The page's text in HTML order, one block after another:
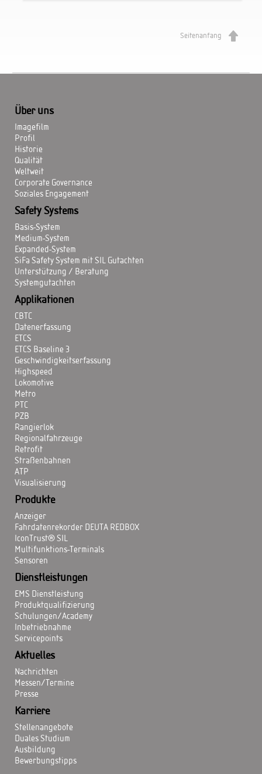
Seitenanfang
Über uns
Imagefilm
Profil
Historie
Qualität
Weltweit
Corporate Governance
Soziales Engagement
Safety Systems
Basis-System
Medium-System
Expanded-System
SiFa Safety System mit SIL Gutachten
Unterstützung / Beratung
Systemgutachten
Applikationen
CBTC
Datenerfassung
ETCS
ETCS Baseline 3
Geschwindigkeitserfassung
Highspeed
Lokomotive
Metro
PTC
PZB
Rangierlok
Regionalfahrzeuge
Retrofit
Straßenbahnen
ATP
Visualisierung
Produkte
Anzeiger
Fahrdatenrekorder DEUTA REDBOX
IconTrust® SIL
Multifunktions-Terminals
Sensoren
Dienstleistungen
EMS Dienstleistung
Produktqualifizierung
Schulungen/Academy
Inbetriebnahme
Servicepoints
Aktuelles
Nachrichten
Messen/Termine
Presse
Karriere
Stellenangebote
Duales Studium
Ausbildung
Bewerbungstipps